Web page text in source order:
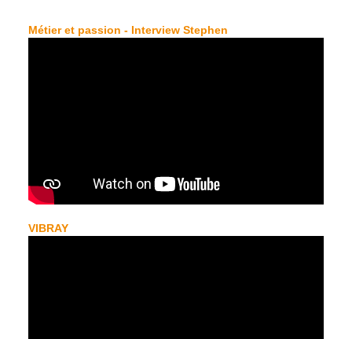
Métier et passion - Interview Stephen
VIBRAY